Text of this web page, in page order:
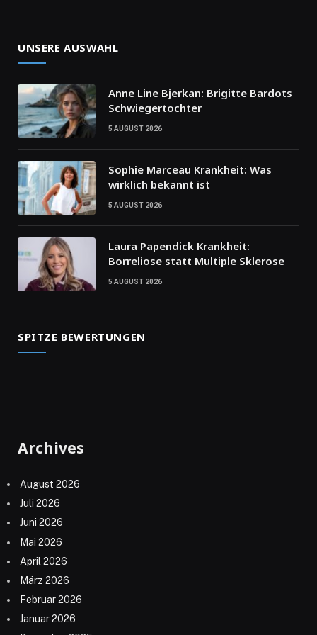
UNSERE AUSWAHL
Anne Line Bjerkan: Brigitte Bardots
Schwiegertochter
5 AUGUST 2026
Sophie Marceau Krankheit: Was
wirklich bekannt ist
5 AUGUST 2026
Laura Papendick Krankheit:
Borreliose statt Multiple Sklerose
5 AUGUST 2026
SPITZE BEWERTUNGEN
Archives
August 2026
Juli 2026
Juni 2026
Mai 2026
April 2026
März 2026
Februar 2026
Januar 2026